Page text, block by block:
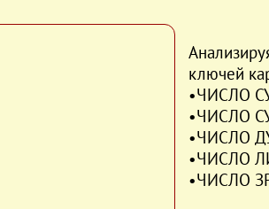
ключей
•ЧИСЛО
•ЧИСЛО
•ЧИСЛО
•ЧИСЛО
•ЧИСЛО